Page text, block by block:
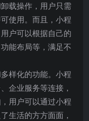
载操作，用户只需
使用。而且，小程
户可以根据自己的
能布局等，满足不
样化的功能。小程
企业服务等连接，
用户可以通过小程
生活的方方面面，